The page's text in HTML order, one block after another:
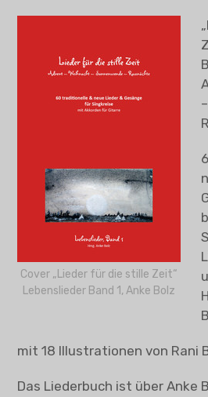
Come & Sing
Lieder für die
„Wie es euch gefällt“ –
„Ein Sommer Nachts
Weihnachtstasse
Objekte
Cover „Lieder für die stille Zeit“
Lebenslieder Band 1, Anke Bolz
mit 18 Illustrationen von Rani
Das Liederbuch ist über Anke